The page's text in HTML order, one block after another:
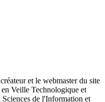
et le webmaster du site
Veille Technologique et
de l'Information et